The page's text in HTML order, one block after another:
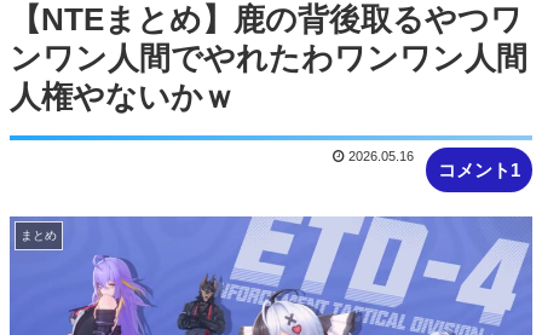
【NTEまとめ】鹿の背後取るやつワ
ンワン人間でやれたわワンワン人間
人権やないかｗ
コメント1
2026.05.16
まとめ